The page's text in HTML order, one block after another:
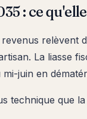
: ce
relèvent
La liasse
juin en
technique que